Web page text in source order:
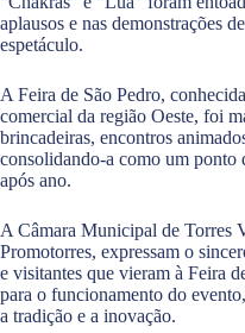
aplausos e nas demonstrações
espetáculo.
A Feira de São Pedro,
comercial da região Oeste, foi
brincadeiras, encontros
consolidando-a como um ponto
após ano.
A Câmara Municipal de Torres
Promotorres, expressam o
e visitantes que vieram à Feira
para o funcionamento do
a tradição e a inovação.